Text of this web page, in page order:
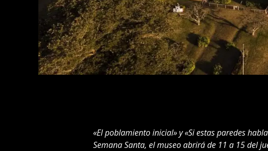
«El poblamiento inicial» y «Si estas paredes
Semana Santa, el museo abrirá de 11 a 15 del